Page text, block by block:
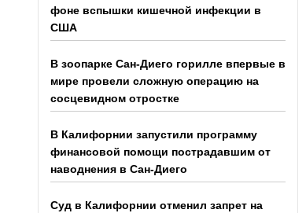
фоне вспышки кишечной инфекции в
США
В зоопарке Сан-Диего горилле впервые в
мире провели сложную операцию на
сосцевидном отростке
В Калифорнии запустили программу
финансовой помощи пострадавшим от
наводнения в Сан-Диего
Суд в Калифорнии отменил запрет на